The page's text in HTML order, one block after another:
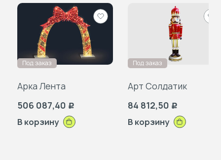
Добавить
в
Под заказ
Арка Лента
506 087,40 Р
В корзину
в
Под заказ
Арт Солдатик
84 812,50 Р
В корзину